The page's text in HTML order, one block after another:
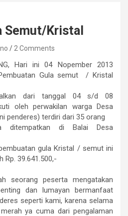
Semut/Kristal
2 Comments
Hari ini 04 Nopember 2013
Gula semut / Kristal
dari tanggal 04 s/d 08
oleh perwakilan warga Desa
penderes) terdiri dari 35 orang
ditempatkan di Balai Desa
gula Kristal / semut ini
Rp. 39.641.500,-
seorang peserta mengatakan
dan lumayan bermanfaat
seperti kami, karena selama
ya cuma dari pengalaman